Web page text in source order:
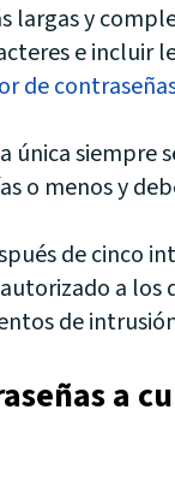
largas y
e incluir
de
única siempre
o menos y
de cinco
a los
de
a